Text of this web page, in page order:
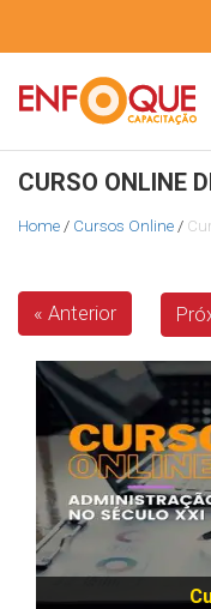
CURSO ONLINE
Home / Cursos Online /
« Anterior